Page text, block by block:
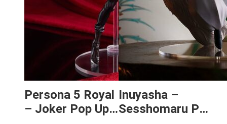
Persona 5 Royal
– Joker Pop Up
Inuyasha –
Sesshomaru Pop